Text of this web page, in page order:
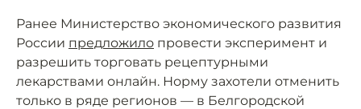
Ранее Министерство экономического развития
России предложило провести эксперимент и
разрешить торговать рецептурными
лекарствами онлайн. Норму захотели отменить
только в ряде регионов — в Белгородской